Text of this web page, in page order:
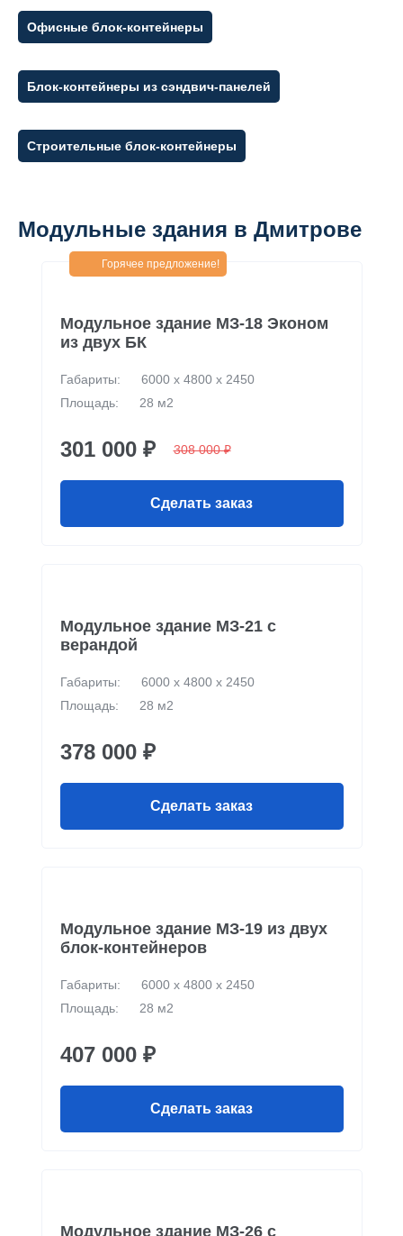
Офисные блок-контейнеры
Блок-контейнеры из сэндвич-панелей
Строительные блок-контейнеры
Модульные здания в Дмитрове
Горячее предложение!
Модульное здание МЗ-18 Эконом
из двух БК
Габариты:
6000 х 4800 х 2450
Площадь:
28 м2
301 000 ₽ 308 000 ₽
Сделать заказ
Модульное здание МЗ-21 с
верандой
Габариты:
6000 х 4800 х 2450
Площадь:
28 м2
378 000 ₽
Сделать заказ
Модульное здание МЗ-19 из двух
блок-контейнеров
Габариты:
6000 х 4800 х 2450
Площадь:
28 м2
407 000 ₽
Сделать заказ
Модульное здание МЗ-26 с